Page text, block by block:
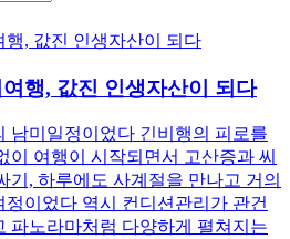
행, 값진 인생자산이 되다
남미일정이었다 긴비행의 피로를
이 여행이 시작되면서 고산증과 씨
기, 하루에도 사계절을 만나고 거의
이었다 역시 컨디션관리가 관건
파노라마처럼 다양하게 펼쳐지는